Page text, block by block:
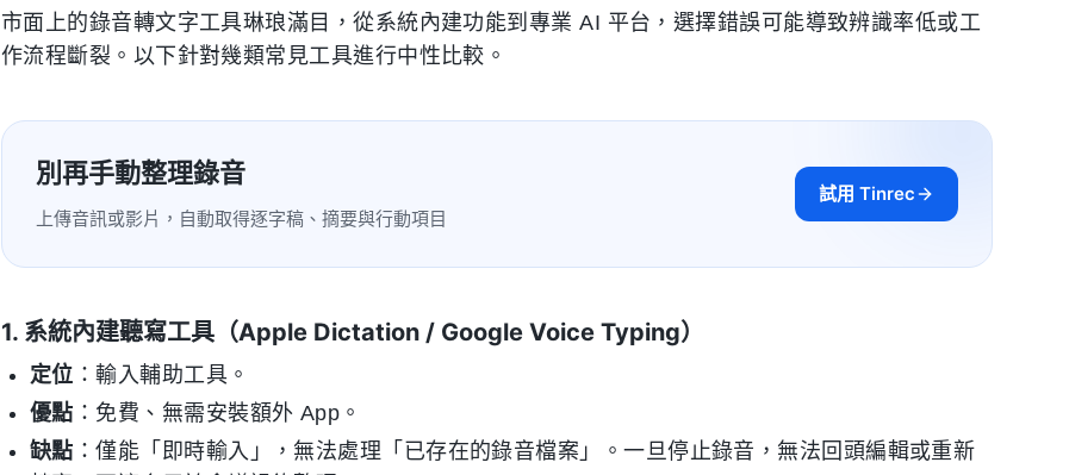
市面上的錄音轉文字工具琳琅滿目，從系統內建功能到專業 AI 平台，選擇錯誤可能導致辨識率低或工
作流程斷裂。以下針對幾類常見工具進行中性比較。
別再手動整理錄音
上傳音訊或影片，自動取得逐字稿、摘要與行動項目
試用 Tinrec
1. 系統內建聽寫工具（Apple Dictation / Google Voice Typing）
定位 ：輸入輔助工具。
優點 ：免費、無需安裝額外 App。
缺點 ：僅能「即時輸入」，無法處理「已存在的錄音檔案」。一旦停止錄音，無法回頭編輯或重新